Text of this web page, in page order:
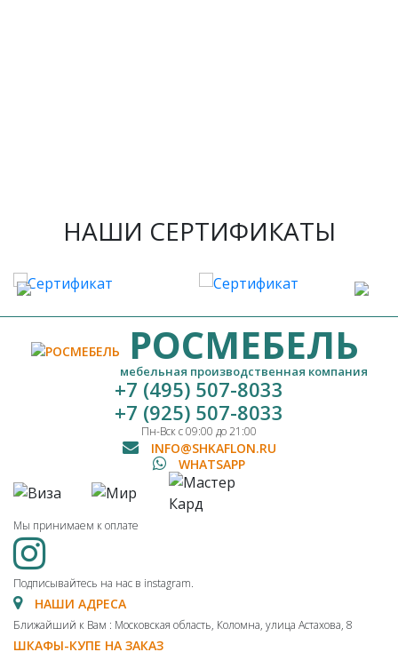
НАШИ СЕРТИФИКАТЫ
РОСМЕБЕЛЬ
мебельная производственная компания
+7 (495) 507-8033
+7 (925) 507-8033
Пн-Вск с 09:00 до 21:00
INFO@SHKAFLON.RU
WHATSAPP
Мы принимаем к оплате
Подписывайтесь на нас в instagram.
НАШИ АДРЕСА
Ближайший к Вам : Московская область, Коломна, улица Астахова, 8
ШКАФЫ-КУПЕ НА ЗАКАЗ